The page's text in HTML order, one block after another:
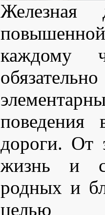
каждому
поведения
дороги. От
жизнь и
родных и
целью